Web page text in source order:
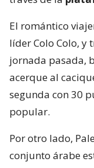
El romántico
líder Colo Colo, y
jornada pasada,
acerque al
segunda con 30
popular.
Por otro lado,
conjunto árabe